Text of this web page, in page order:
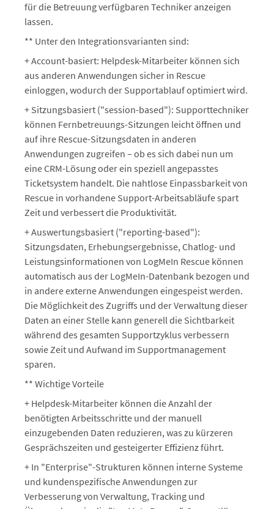
für die Betreuung verfügbaren Techniker anzeigen
lassen.
** Unter den Integrationsvarianten sind:
+ Account-basiert: Helpdesk-Mitarbeiter können sich
aus anderen Anwendungen sicher in Rescue
einloggen, wodurch der Supportablauf optimiert wird.
+ Sitzungsbasiert ("session-based"): Supporttechniker
können Fernbetreuungs-Sitzungen leicht öffnen und
auf ihre Rescue-Sitzungsdaten in anderen
Anwendungen zugreifen – ob es sich dabei nun um
eine CRM-Lösung oder ein speziell angepasstes
Ticketsystem handelt. Die nahtlose Einpassbarkeit von
Rescue in vorhandene Support-Arbeitsabläufe spart
Zeit und verbessert die Produktivität.
+ Auswertungsbasiert ("reporting-based"):
Sitzungsdaten, Erhebungsergebnisse, Chatlog- und
Leistungsinformationen von LogMeIn Rescue können
automatisch aus der LogMeIn-Datenbank bezogen und
in andere externe Anwendungen eingespeist werden.
Die Möglichkeit des Zugriffs und der Verwaltung dieser
Daten an einer Stelle kann generell die Sichtbarkeit
während des gesamten Supportzyklus verbessern
sowie Zeit und Aufwand im Supportmanagement
sparen.
** Wichtige Vorteile
+ Helpdesk-Mitarbeiter können die Anzahl der
benötigten Arbeitsschritte und der manuell
einzugebenden Daten reduzieren, was zu kürzeren
Gesprächszeiten und gesteigerter Effizienz führt.
+ In "Enterprise"-Strukturen können interne Systeme
und kundenspezifische Anwendungen zur
Verbesserung von Verwaltung, Tracking und